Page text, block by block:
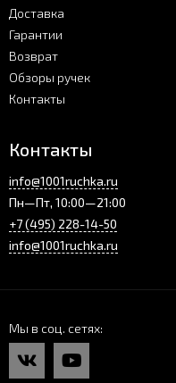
Доставка
Гарантии
Возврат
Обзоры ручек
Контакты
Контакты
info@1001ruchka.ru
Пн—Пт, 10:00—21:00
+7 (495) 228-14-50
info@1001ruchka.ru
Мы в соц. сетях